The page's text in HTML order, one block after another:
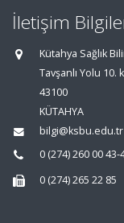
İletişim
Kütahya Sağlık
Tavşanlı Yolu 10.
43100
KÜTAHYA
bilgi@ksbu.edu.tr
0 (274) 260 00 43-
0 (274) 265 22 85